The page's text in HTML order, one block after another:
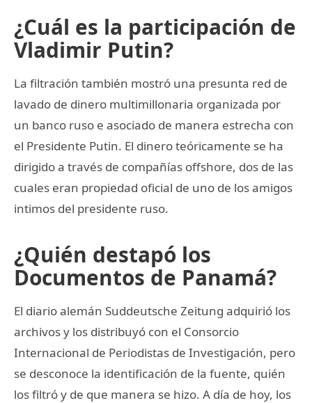
¿Cuál es la participación de
Vladimir Putin?
La filtración también mostró una presunta red de
lavado de dinero multimillonaria organizada por
un banco ruso e asociado de manera estrecha con
el Presidente Putin. El dinero teóricamente se ha
dirigido a través de compañías offshore, dos de las
cuales eran propiedad oficial de uno de los amigos
intimos del presidente ruso.
¿Quién destapó los
Documentos de Panamá?
El diario alemán Suddeutsche Zeitung adquirió los
archivos y los distribuyó con el Consorcio
Internacional de Periodistas de Investigación, pero
se desconoce la identificación de la fuente, quién
los filtró y de que manera se hizo. A día de hoy, los